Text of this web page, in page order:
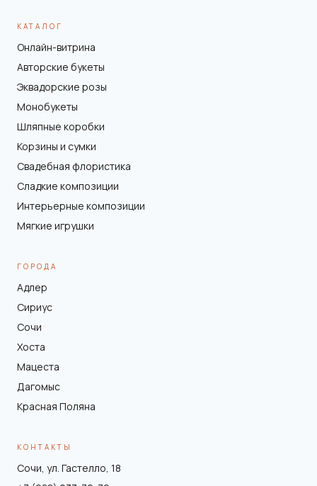
КАТАЛОГ
Онлайн-витрина
Авторские букеты
Эквадорские розы
Монобукеты
Шляпные коробки
Корзины и сумки
Свадебная флористика
Сладкие композиции
Интерьерные композиции
Мягкие игрушки
ГОРОДА
Адлер
Сириус
Сочи
Хоста
Мацеста
Дагомыс
Красная Поляна
КОНТАКТЫ
Сочи, ул. Гастелло, 18